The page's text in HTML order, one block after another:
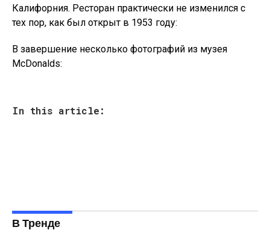
Калифорния. Ресторан практически не изменился с
тех пор, как был открыт в 1953 году:
В завершение несколько фотографий из музея
McDonalds:
In this article:
В Тренде